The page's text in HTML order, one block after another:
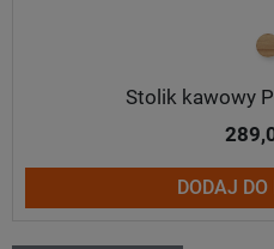
Stolik kawowy
DODAJ